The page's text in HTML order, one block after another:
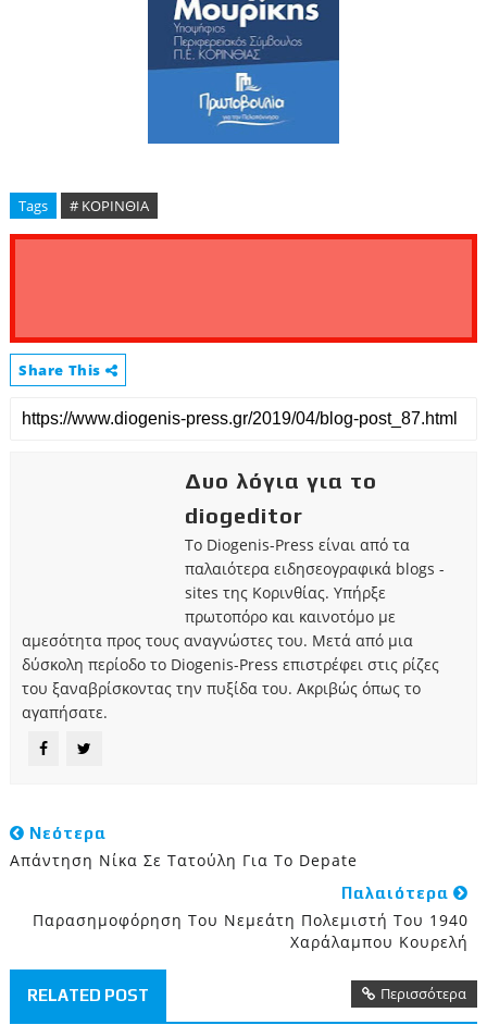
Tags # ΚΟΡΙΝΘΙΑ
Share This
Δυο λόγια για το
diogeditor
Το Diogenis-Press είναι από τα
παλαιότερα ειδησεογραφικά blogs -
sites της Κορινθίας. Υπήρξε
πρωτοπόρο και καινοτόμο με
αμεσότητα προς τους αναγνώστες του. Μετά από μια
δύσκολη περίοδο το Diogenis-Press επιστρέφει στις ρίζες
του ξαναβρίσκοντας την πυξίδα του. Ακριβώς όπως το
αγαπήσατε.
Νεότερα
Απάντηση Νίκα Σε Τατούλη Για Το Depate
Παλαιότερα
Παρασημοφόρηση Του Νεμεάτη Πολεμιστή Του 1940
Χαράλαμπου Κουρελή
RELATED POST Περισσότερα